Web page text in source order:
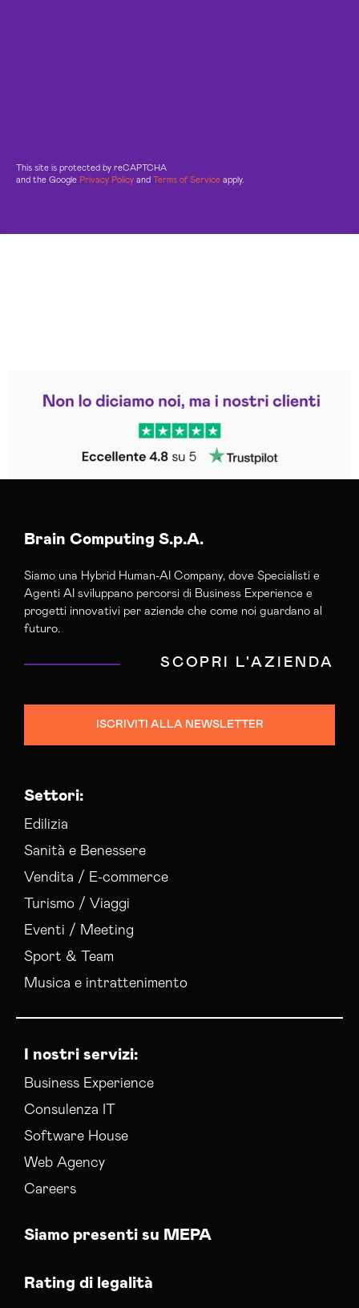
This site is protected by reCAPTCHA
and the Google Privacy Policy and Terms of Service apply.
Trustpilot
Brain Computing S.p.A.
Siamo una Hybrid Human-AI Company, dove Specialisti e
Agenti AI sviluppano percorsi di Business Experience e
progetti innovativi per aziende che come noi guardano al
futuro.
SCOPRI L'AZIENDA
ISCRIVITI ALLA NEWSLETTER
Settori:
Edilizia
Sanità e Benessere
Vendita / E-commerce
Turismo / Viaggi
Eventi / Meeting
Sport & Team
Musica e intrattenimento
I nostri servizi:
Business Experience
Consulenza IT
Software House
Web Agency
Careers
Siamo presenti su MEPA
Rating di legalità